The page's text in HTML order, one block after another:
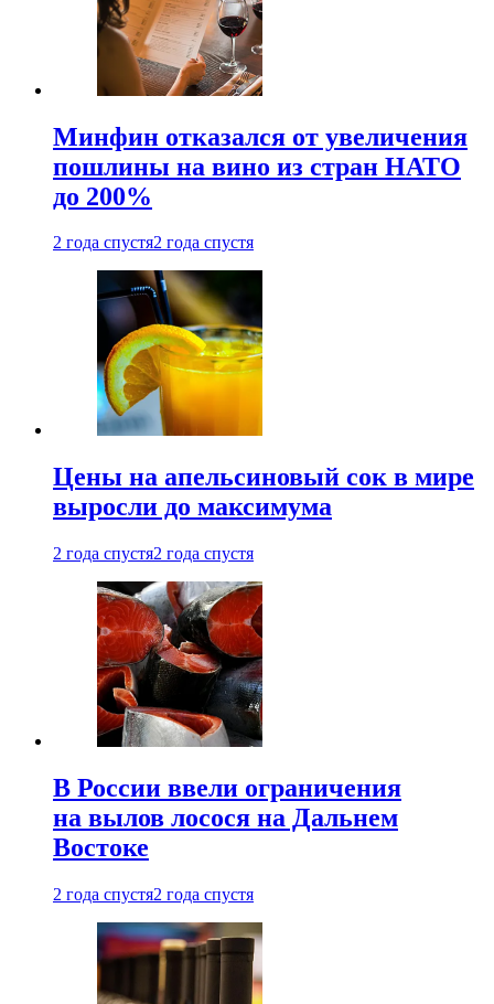
Минфин отказался от увеличения
пошлины на вино из стран НАТО
до 200%
2 года спустя2 года спустя
Цены на апельсиновый сок в мире
выросли до максимума
2 года спустя2 года спустя
В России ввели ограничения
на вылов лосося на Дальнем
Востоке
2 года спустя2 года спустя